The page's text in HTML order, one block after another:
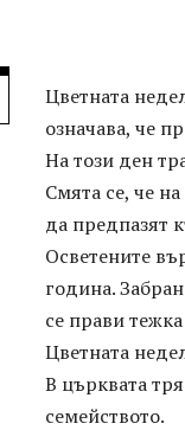
Цветната
означава, че
На този ден
Смята се, че
да предпазят
Осветените
година.
се прави
Цветната
В църквата
семейството.